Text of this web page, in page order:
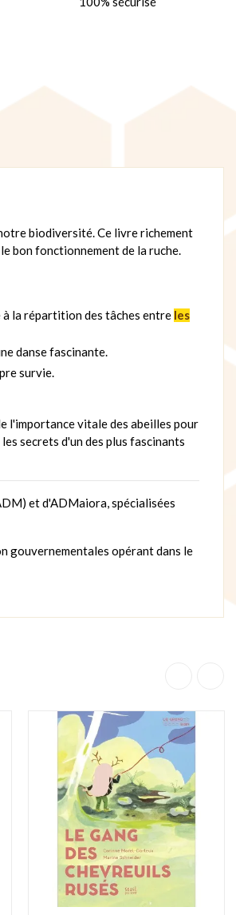
biodiversité. Ce livre richement
bon fonctionnement de la ruche.
la répartition des tâches entre les
danse fascinante.
survie.
l'importance vitale des abeilles pour
secrets d'un des plus fascinants
et d'ADMaiora, spécialisées
gouvernementales opérant dans le